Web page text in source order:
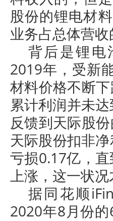
股份的锂电材
业务占总体营
背后是锂电
2019年，受新
材料价格不断
累计利润并未
反馈到天际股
天际股份扣非
亏损0.17亿，
上涨，这一状况
据同花顺
2020年8月份